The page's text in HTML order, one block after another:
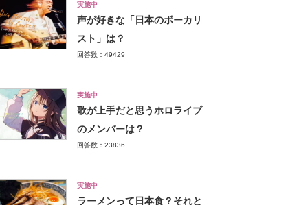
実施中
声が好きな「日本のボーカリ
スト」は？
回答数：49429
実施中
歌が上手だと思うホロライブ
のメンバーは？
回答数：23836
実施中
ラーメンって日本食？それと